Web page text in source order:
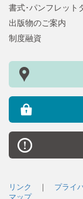
書式･パンフレット
出版物のご案内
制度融資
リンク ｜ プライ
マップ